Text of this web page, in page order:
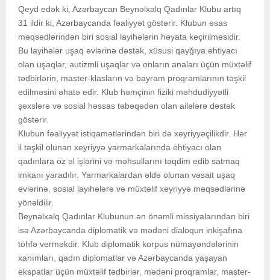
Qeyd edək ki, Azərbaycan Beynəlxalq Qadınlar Klubu artıq
31 ildir ki, Azərbaycanda fəaliyyət göstərir. Klubun əsas
məqsədlərindən biri sosial layihələrin həyata keçirilməsidir.
Bu layihələr uşaq evlərinə dəstək, xüsusi qayğıya ehtiyacı
olan uşaqlar, autizmli uşaqlar və onların anaları üçün müxtəlif
tədbirlərin, master-klasların və bayram proqramlarının təşkil
edilməsini əhatə edir. Klub həmçinin fiziki məhdudiyyətli
şəxslərə və sosial həssas təbəqədən olan ailələrə dəstək
göstərir.
Klubun fəaliyyət istiqamətlərindən biri də xeyriyyəçilikdir. Hər
il təşkil olunan xeyriyyə yarmarkalarında ehtiyacı olan
qadınlara öz əl işlərini və məhsullarını təqdim edib satmaq
imkanı yaradılır. Yarmarkalardan əldə olunan vəsait uşaq
evlərinə, sosial layihələrə və müxtəlif xeyriyyə məqsədlərinə
yönəldilir.
Beynəlxalq Qadınlar Klubunun ən önəmli missiyalarından biri
isə Azərbaycanda diplomatik və mədəni dialoqun inkişafına
töhfə verməkdir. Klub diplomatik korpus nümayəndələrinin
xanımları, qadın diplomatlar və Azərbaycanda yaşayan
ekspatlar üçün müxtəlif tədbirlər, mədəni proqramlar, master-